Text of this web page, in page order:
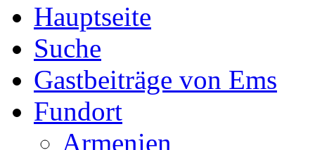
Hauptseite
Suche
Gastbeiträge von Ems
Fundort
Armenien